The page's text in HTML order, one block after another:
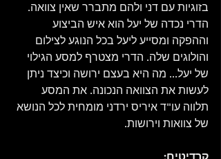
בזוגיות עם דני ולהם מתברר שאין צוואה.
הדרי נכדה של יעל הוא איש הביצוע
וההפקה ומסייע ליעל בכל הנוגע לצילום
והולוגים שלה. הדרי מצטרף למסע הגילוי
של יעל... מה היא בעצם ירושה וכיצד ניתן
לעשות את הצוואה הנכונה. את המסע
תלווה עו"ד איריס ירדני מומחית לכל הנושא
של צוואות וירושות.